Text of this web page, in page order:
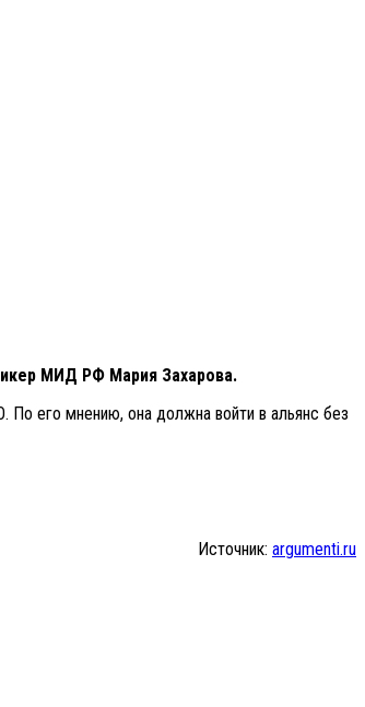
МИД РФ Мария Захарова.
По его мнению, она должна войти в альянс без
Источник: argumenti.ru